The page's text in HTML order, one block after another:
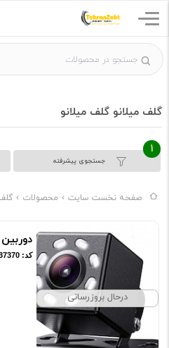
گلف میلانو گلف میلانو
جستجوی پیشرفته
1
صفحه نخست سایت محصولات
درحال بروزرسانی
کد: 11837370